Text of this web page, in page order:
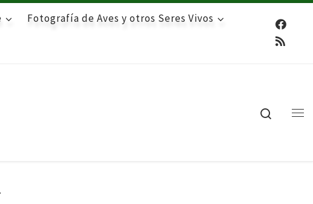
Fotografía de Aves y otros Seres Vivos
Search